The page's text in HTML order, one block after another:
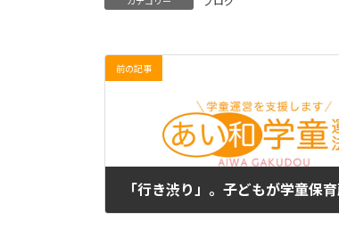
前の記事